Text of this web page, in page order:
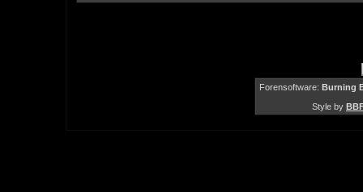
Forensoftware: Burning
Style by